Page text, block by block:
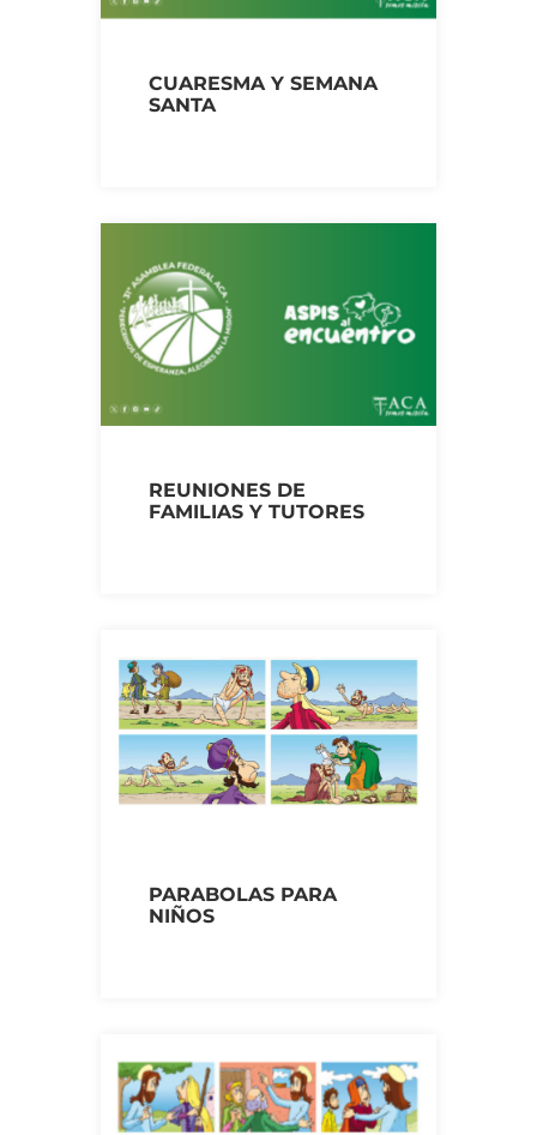
CUARESMA Y SEMANA
SANTA
REUNIONES DE
FAMILIAS Y TUTORES
PARABOLAS PARA
NIÑOS